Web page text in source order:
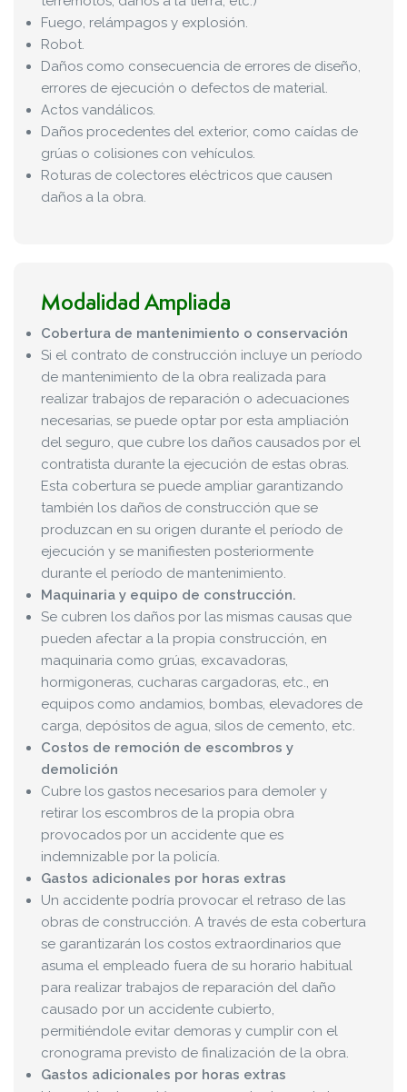
Fuego, relámpagos y explosión.
Robot.
Daños como consecuencia de errores de diseño,
errores de ejecución o defectos de material.
Actos vandálicos.
Daños procedentes del exterior, como caídas de
grúas o colisiones con vehículos.
Roturas de colectores eléctricos que causen
daños a la obra.
Modalidad Ampliada
Cobertura de mantenimiento o conservación
Si el contrato de construcción incluye un período
de mantenimiento de la obra realizada para
realizar trabajos de reparación o adecuaciones
necesarias, se puede optar por esta ampliación
del seguro, que cubre los daños causados por el
contratista durante la ejecución de estas obras.
Esta cobertura se puede ampliar garantizando
también los daños de construcción que se
produzcan en su origen durante el período de
ejecución y se manifiesten posteriormente
durante el período de mantenimiento.
Maquinaria y equipo de construcción.
Se cubren los daños por las mismas causas que
pueden afectar a la propia construcción, en
maquinaria como grúas, excavadoras,
hormigoneras, cucharas cargadoras, etc., en
equipos como andamios, bombas, elevadores de
carga, depósitos de agua, silos de cemento, etc.
Costos de remoción de escombros y
demolición
Cubre los gastos necesarios para demoler y
retirar los escombros de la propia obra
provocados por un accidente que es
indemnizable por la policía.
Gastos adicionales por horas extras
Un accidente podría provocar el retraso de las
obras de construcción. A través de esta cobertura
se garantizarán los costos extraordinarios que
asuma el empleado fuera de su horario habitual
para realizar trabajos de reparación del daño
causado por un accidente cubierto,
permitiéndole evitar demoras y cumplir con el
cronograma previsto de finalización de la obra.
Gastos adicionales por horas extras